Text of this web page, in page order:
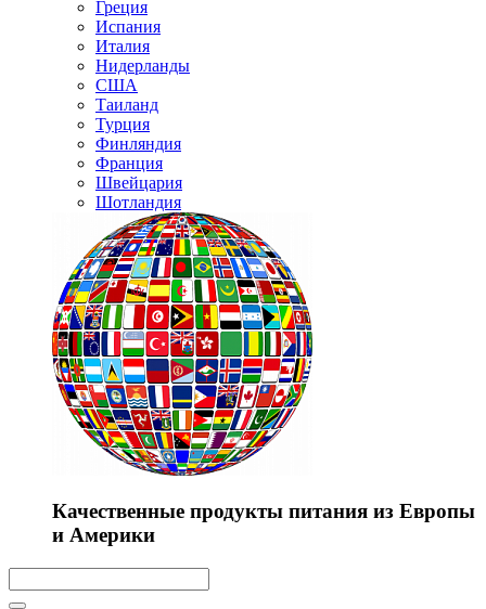
Греция
Испания
Италия
Нидерланды
США
Таиланд
Турция
Финляндия
Франция
Швейцария
Шотландия
Качественные продукты питания из Европы
и Америки